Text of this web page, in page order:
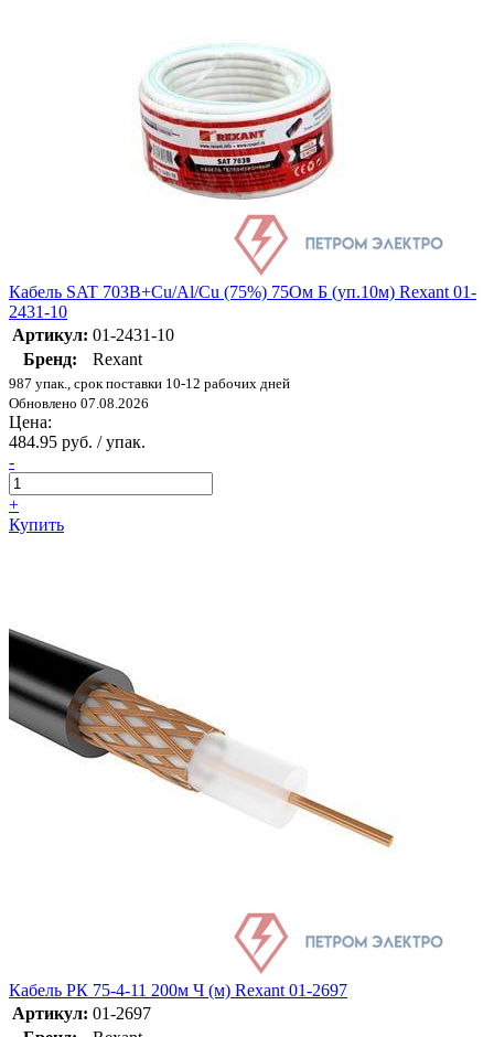
Кабель SAT 703B+Cu/Al/Cu (75%) 75Ом Б (уп.10м) Rexant 01-
2431-10
Артикул: 01-2431-10
Бренд:
Rexant
987 упак., срок поставки 10-12 рабочих дней
Обновлено 07.08.2026
Цена:
484.95 руб. / упак.
-
+
Купить
Кабель РК 75-4-11 200м Ч (м) Rexant 01-2697
Артикул: 01-2697